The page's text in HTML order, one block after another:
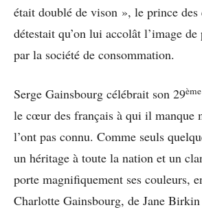
était doublé de vison », le prince des
détestait qu’on lui accolât l’image de
par la société de consommation.
Serge Gainsbourg célébrait son 29ème
le cœur des français à qui il manque
l’ont pas connu. Comme seuls
un héritage à toute la nation et un
porte magnifiquement ses couleurs,
Charlotte Gainsbourg, de Jane